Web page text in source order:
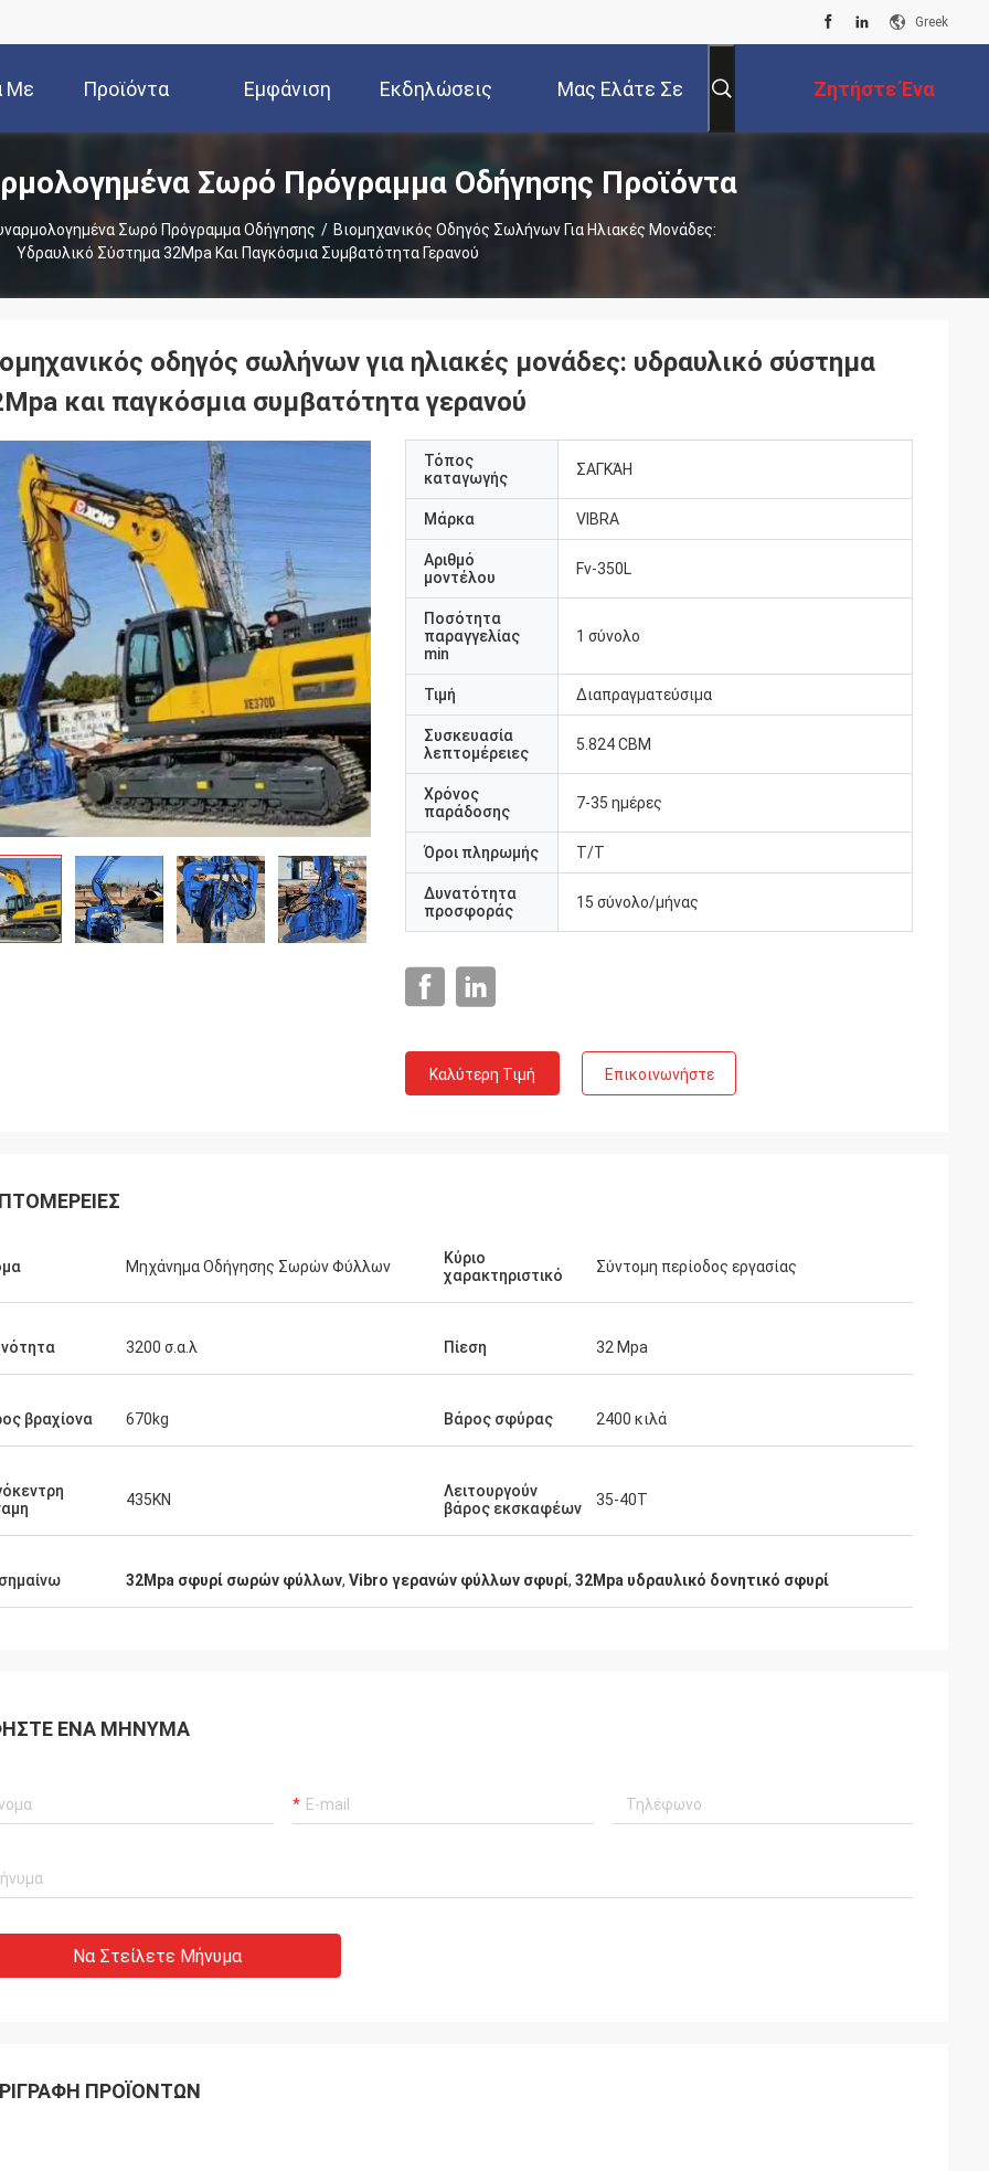
Greek
Με Προϊόντα Εμφάνιση
VR
Εκδηλώσεις Μας Ελάτε Σε
Επαφή Με
Ζητήστε Ένα
Απόσπασμα
Σωρό Πρόγραμμα Οδήγησης Προϊόντα
Σωρό Πρόγραμμα Οδήγησης / Βιομηχανικός Οδηγός Σωλήνων Για Ηλιακές Μονάδες:
Υδραυλικό Σύστημα 32Mpa Και Παγκόσμια Συμβατότητα Γερανού
οδηγός σωλήνων για ηλιακές μονάδες: υδραυλικό σύστημα
και παγκόσμια συμβατότητα γερανού
Τόπος
καταγωγής
ΣΑΓΚΆΗ
Μάρκα VIBRA
Αριθμό
μοντέλου
Fv-350L
Ποσότητα
παραγγελίας
min
1 σύνολο
Τιμή Διαπραγματεύσιμα
Συσκευασία
λεπτομέρειες
5.824 CBM
Χρόνος
παράδοσης
7-35 ημέρες
Όροι πληρωμής T/T
Δυνατότητα
προσφοράς
15 σύνολο/μήνας
Καλύτερη Τιμή Επικοινωνήστε
Μηχάνημα Οδήγησης Σωρών Φύλλων
Κύριο
χαρακτηριστικό
Σύντομη περίοδος εργασίας
3200 σ.α.λ Πίεση 32 Mpa
βραχίονα 670kg Βάρος σφύρας 2400 κιλά
435KN
Λειτουργούν
βάρος εκσκαφέων
35-40T
32Mpa σφυρί σωρών φύλλων, Vibro γερανών φύλλων σφυρί, 32Mpa υδραυλικό δονητικό σφυρί
ΈΝΑ ΜΉΝΥΜΑ
Να Στείλετε Μήνυμα
ΠΡΟΪΌΝΤΩΝ